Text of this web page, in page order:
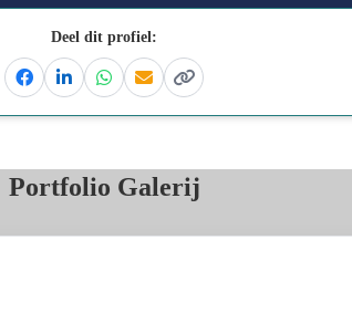
Deel dit profiel:
FacebookLinkedinWhatsapp
EmailKopieer link
Portfolio Galerij